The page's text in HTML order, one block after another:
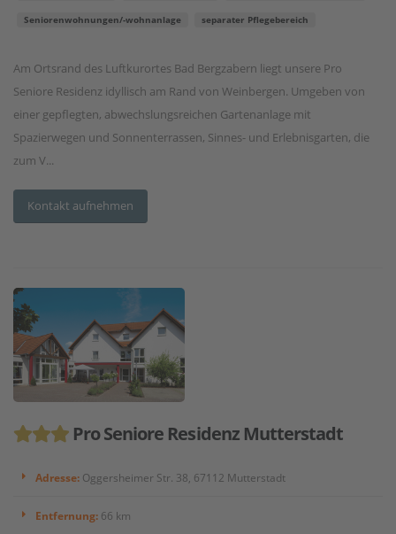
Seniorenwohnungen/-wohnanlage separater Pflegebereich
Am Ortsrand des Luftkurortes Bad Bergzabern liegt unsere Pro
Seniore Residenz idyllisch am Rand von Weinbergen. Umgeben von
einer gepflegten, abwechslungsreichen Gartenanlage mit
Spazierwegen und Sonnenterrassen, Sinnes- und Erlebnisgarten, die
zum V...
Kontakt aufnehmen
Pro Seniore Residenz Mutterstadt
Adresse: Oggersheimer Str. 38, 67112 Mutterstadt
Entfernung: 66 km